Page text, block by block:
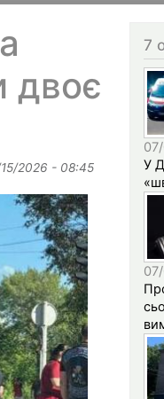
двоє
2026 - 08:45
7
У